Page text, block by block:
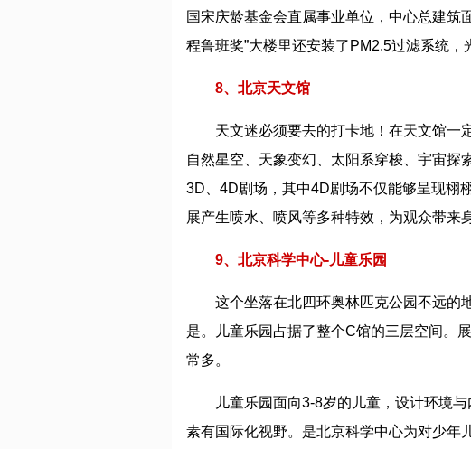
国宋庆龄基金会直属事业单位，中心总建筑
程鲁班奖”大楼里还安装了PM2.5过滤系统，
8、北京天文馆
天文迷必须要去的打卡地！在天文馆一
自然星空、天象变幻、太阳系穿梭、宇宙探
3D、4D剧场，其中4D剧场不仅能够呈现栩
展产生喷水、喷风等多种特效，为观众带来
9、北京科学中心-儿童乐园
这个坐落在北四环奥林匹克公园不远的
是。儿童乐园占据了整个C馆的三层空间。
常多。
儿童乐园面向3-8岁的儿童，设计环境
素有国际化视野。是北京科学中心为对少年